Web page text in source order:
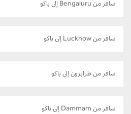
سافر من Bengaluru إلى باكو
سافر من Lucknow إلى باكو
سافر من طرابزون إلى باكو
سافر من Dammam إلى باكو